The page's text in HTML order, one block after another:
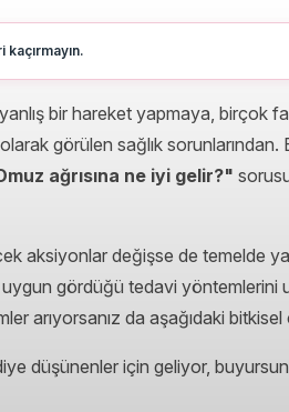
bir hareket yapmaya, birçok
görülen sağlık
ağrısına ne iyi gelir?"
aksiyonlar değişse de temelde
gördüğü tedavi yöntemlerini
arıyorsanız da aşağıdaki
düşünenler için geliyor,